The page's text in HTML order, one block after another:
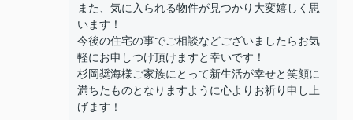
また、気に入られる物件が見つかり大変嬉しく思
います！
今後の住宅の事でご相談などございましたらお気
軽にお申しつけ頂けますと幸いです！
杉岡奨海様ご家族にとって新生活が幸せと笑顔に
満ちたものとなりますように心よりお祈り申し上
げます！